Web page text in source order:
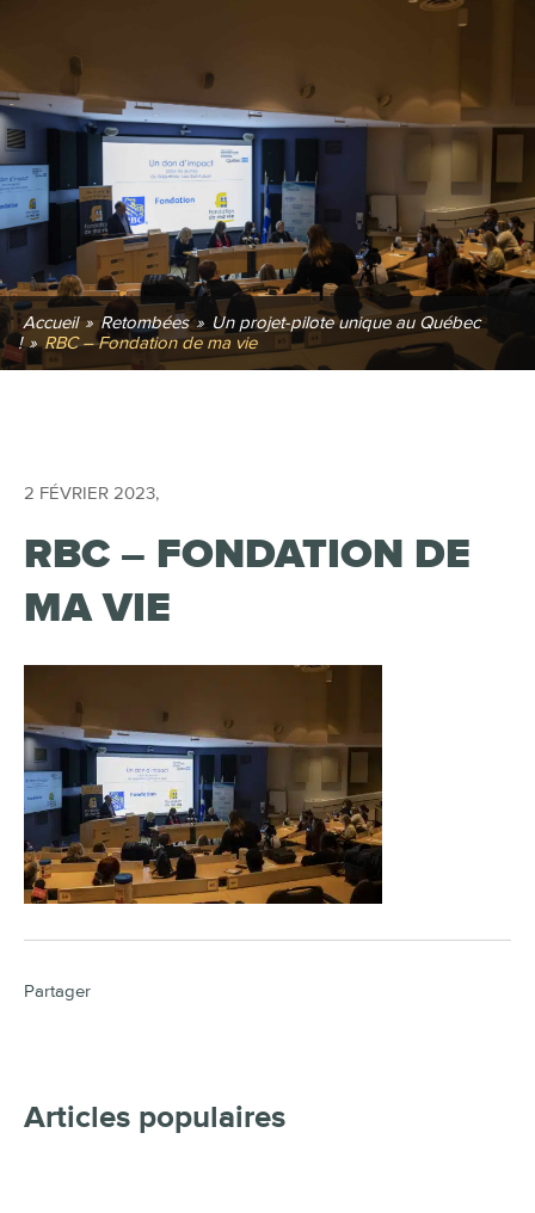
Accueil » Retombées » Un projet-pilote unique au Québec
! » RBC – Fondation de ma vie
2 FÉVRIER 2023,
RBC – FONDATION DE
MA VIE
Partager
Articles populaires